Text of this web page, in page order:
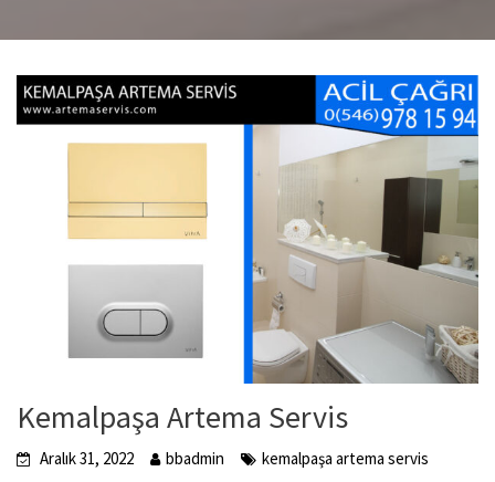
Kemalpaşa Artema Servis
Aralık 31, 2022 bbadmin kemalpaşa artema servis